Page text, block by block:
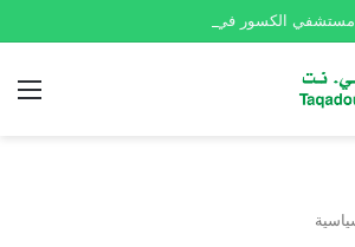
الكسور في نواكشوط